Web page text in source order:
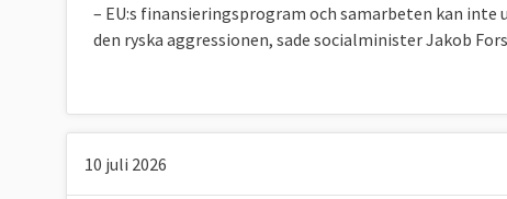
– EU:s finansieringsprogram och samarbeten kan
den ryska aggressionen, sade socialminister Jakob
10 juli 2026